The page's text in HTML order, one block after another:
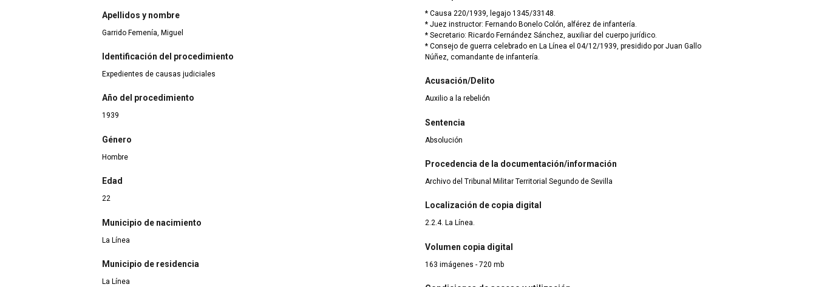
Apellidos y nombre
Garrido Femenía, Miguel
Identificación del procedimiento
Expedientes de causas judiciales
Año del procedimiento
1939
Género
Hombre
Edad
22
Municipio de nacimiento
La Línea
Municipio de residencia
La Línea
* Causa 220/1939, legajo 1345/33148.
* Juez instructor: Fernando Bonelo Colón, alférez de infantería.
* Secretario: Ricardo Fernández Sánchez, auxiliar del cuerpo jurídico.
* Consejo de guerra celebrado en La Línea el 04/12/1939, presidido por Juan Gallo
Núñez, comandante de infantería.
Acusación/Delito
Auxilio a la rebelión
Sentencia
Absolución
Procedencia de la documentación/información
Archivo del Tribunal Militar Territorial Segundo de Sevilla
Localización de copia digital
2.2.4. La Línea.
Volumen copia digital
163 imágenes - 720 mb